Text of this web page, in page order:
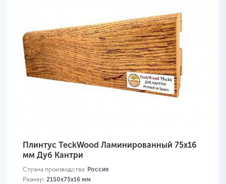
Плинтус TeckWood Ламинированный 75х16
мм Дуб Кантри
Страна производства: Россия
Размер: 2150х75х16 мм